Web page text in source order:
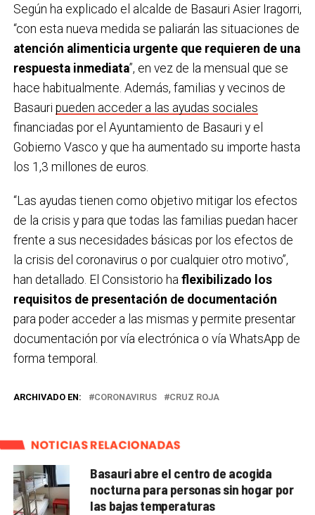
Según ha explicado el alcalde de Basauri Asier Iragorri,
“con esta nueva medida se paliarán las situaciones de
atención alimenticia urgente que requieren de una
respuesta inmediata”, en vez de la mensual que se
hace habitualmente. Además, familias y vecinos de
Basauri pueden acceder a las ayudas sociales
financiadas por el Ayuntamiento de Basauri y el
Gobierno Vasco y que ha aumentado su importe hasta
los 1,3 millones de euros.
“Las ayudas tienen como objetivo mitigar los efectos
de la crisis y para que todas las familias puedan hacer
frente a sus necesidades básicas por los efectos de
la crisis del coronavirus o por cualquier otro motivo”,
han detallado. El Consistorio ha flexibilizado los
requisitos de presentación de documentación
para poder acceder a las mismas y permite presentar
documentación por vía electrónica o vía WhatsApp de
forma temporal.
ARCHIVADO EN: CORONAVIRUS CRUZ ROJA
NOTICIAS RELACIONADAS
Basauri abre el centro de acogida
nocturna para personas sin hogar por
las bajas temperaturas